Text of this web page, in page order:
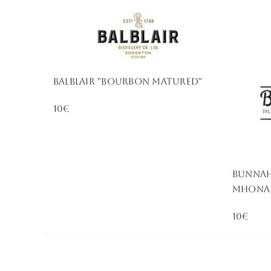
Balblair "Bourbon Matured"
10€
MHONA
10€